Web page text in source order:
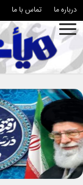
درباره ما تماس با ما